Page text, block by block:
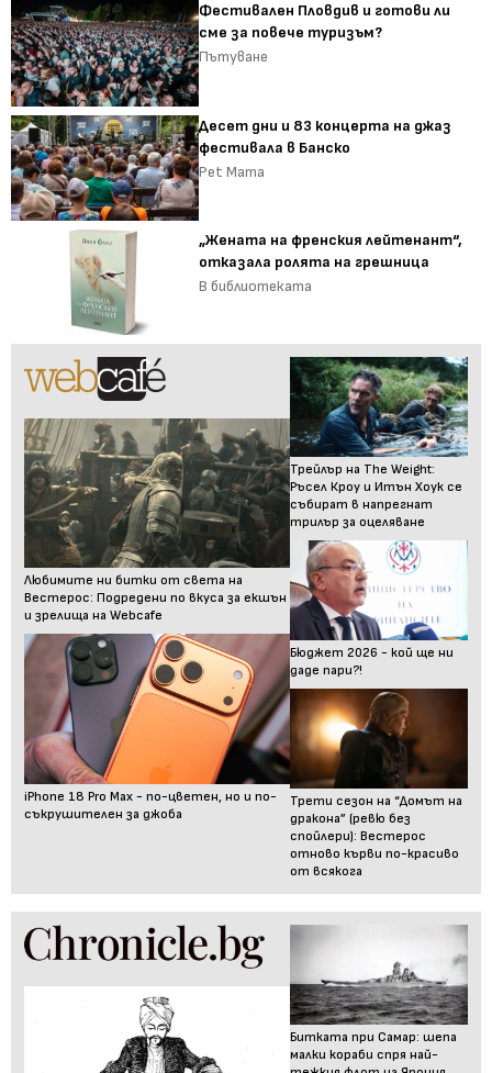
Фестивален Пловдив и готови ли
сме за повече туризъм?
Пътуване
Десет дни и 83 концерта на джаз
фестивала в Банско
Pet Mama
„Жената на френския лейтенант“,
отказала ролята на грешница
В библиотеката
Любимите ни битки от света на
Вестерос: Подредени по вкуса за екшън
и зрелища на Webcafe
iPhone 18 Pro Max - по-цветен, но и по-
съкрушителен за джоба
Трейлър на The Weight:
Ръсел Кроу и Итън Хоук се
събират в напрегнат
трилър за оцеляване
Бюджет 2026 - кой ще ни
даде пари?!
Трети сезон на “Домът на
дракона” (ревю без
спойлери): Вестерос
отново кърви по-красиво
от всякога
Битката при Самар: шепа
малки кораби спря най-